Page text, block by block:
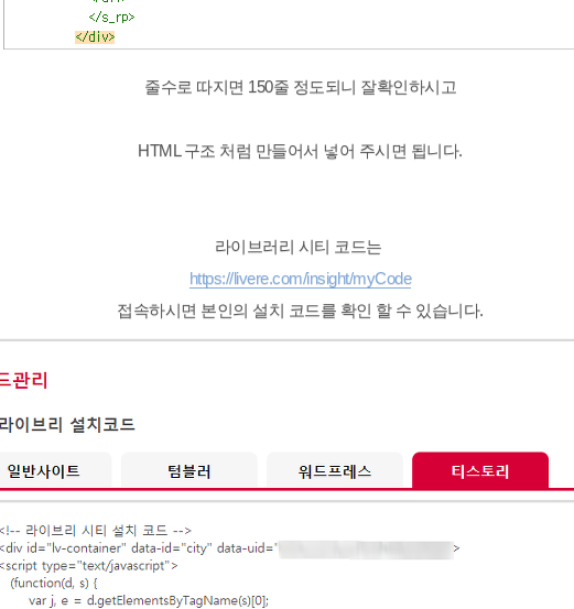
줄수로 따지면 150줄 정도되니 잘확인하시고
HTML 구조 처럼 만들어서 넣어 주시면 됩니다.
라이브러리 시티 코드는
https://livere.com/insight/myCode
접속하시면 본인의 설치 코드를 확인 할 수 있습니다.